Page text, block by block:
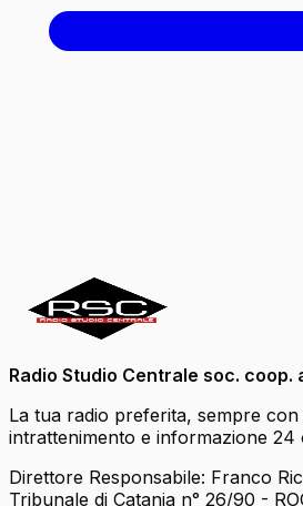
Radio Studio Centrale soc. coop.
La tua radio preferita, sempre con
intrattenimento e informazione 24
Direttore Responsabile: Franco
Tribunale di Catania n° 26/90 -